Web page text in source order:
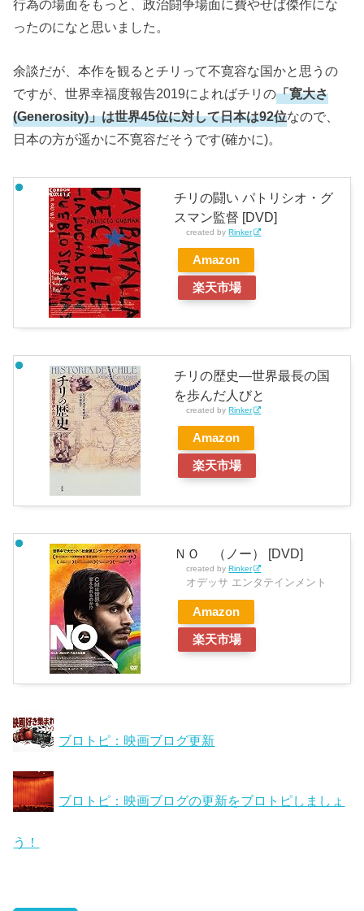
行為の場面をもっと、政治闘争場面に費やせば傑作にな
ったのになと思いました。
余談だが、本作を観るとチリって不寛容な国かと思うの
ですが、世界幸福度報告2019によればチリの「寛大さ
(Generosity)」は世界45位に対して日本は92位なので、
日本の方が遥かに不寛容だそうです(確かに)。
チリの闘い パトリシオ・グ
スマン監督 [DVD]
created by Rinker
Amazon
楽天市場
チリの歴史―世界最長の国
を歩んだ人びと
created byRinker
Amazon
楽天市場
ＮＯ （ノー） [DVD]
created byRinker
オデッサ エンタテインメント
Amazon
楽天市場
ブロトピ：映画ブログ更新
ブロトピ：映画ブログの更新をブロトピしましょ
う！